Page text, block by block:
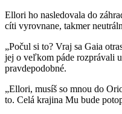
Ellori ho nasledovala do
cíti vyrovnane, takmer
„Počul si to? Vraj sa Gaia
jej o veľkom páde rozprávali
pravdepodobné.
„Ellori, musíš so mnou do
to. Celá krajina Mu bude